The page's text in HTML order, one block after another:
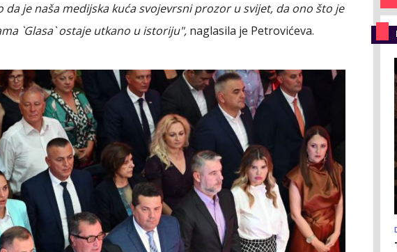
da je naša medijska kuća svojevrsni prozor u svijet, da ono što je
`Glasa` ostaje utkano u istoriju", naglasila je Petrovićeva.